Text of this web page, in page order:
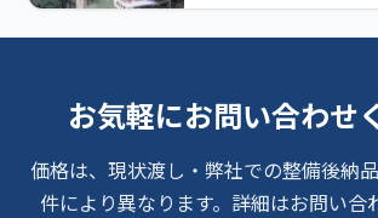
お気軽にお問い合わせ
価格は、現状渡し・弊社での整備後納
件により異なります。詳細はお問い合